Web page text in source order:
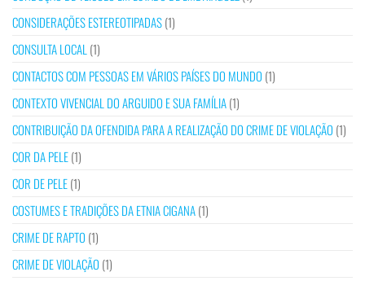
CONSIDERAÇÕES ESTEREOTIPADAS(1)
CONSULTA LOCAL (1)
CONTACTOS COM PESSOAS EM VÁRIOS PAÍSES DO MUNDO (1)
CONTEXTO VIVENCIAL DO ARGUIDO E SUA FAMÍLIA(1)
CONTRIBUIÇÃO DA OFENDIDA PARA A REALIZAÇÃO DO CRIME DE VIOLAÇÃO (1)
COR DA PELE(1)
COR DE PELE(1)
COSTUMES E TRADIÇÕES DA ETNIA CIGANA(1)
CRIME DE RAPTO (1)
CRIME DE VIOLAÇÃO (1)